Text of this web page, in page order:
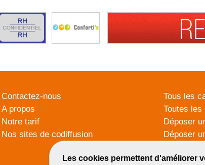
Les cookies permettent d'améliorer
Contactez-nous
A propos
Notre tarif
Nos sites de codiffusion
Tous les
Toutes les
Déposer
Déposer